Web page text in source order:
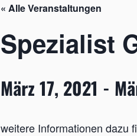
« Alle Veranstaltungen
Spezialist
März 17, 2021 -
weitere Informationen dazu